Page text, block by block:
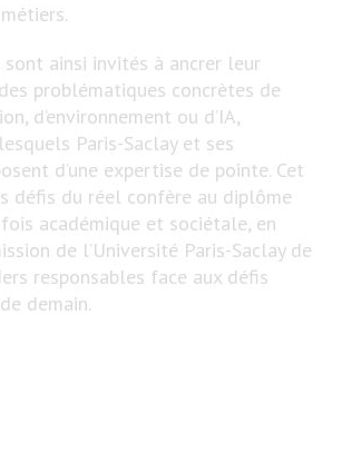
ainsi invités à ancrer leur
problématiques concrètes de
d’environnement ou d’IA,
Paris-Saclay et ses
d’une expertise de pointe. Cet
défis du réel confère au diplôme
académique et sociétale, en
de l’Université Paris-Saclay de
responsables face aux défis
demain.